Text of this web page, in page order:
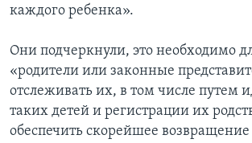
каждого ребенка».
Они подчеркнули, это необходимо
«родители или законные
отслеживать их, в том числе путем
таких детей и регистрации их
обеспечить скорейшее возвращение